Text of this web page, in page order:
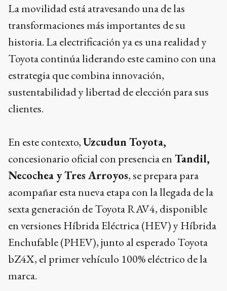
La movilidad está atravesando una de las
transformaciones más importantes de su
historia. La electrificación ya es una realidad y
Toyota continúa liderando este camino con una
estrategia que combina innovación,
sustentabilidad y libertad de elección para sus
clientes.
En este contexto,Uzcudun Toyota,
concesionario oficial con presencia en Tandil,
Necochea y Tres Arroyos, se prepara para
acompañar esta nueva etapa con la llegada de la
sexta generación de Toyota RAV4, disponible
en versiones Híbrida Eléctrica (HEV) y Híbrida
Enchufable (PHEV), junto al esperado Toyota
bZ4X, el primer vehículo 100% eléctrico de la
marca.